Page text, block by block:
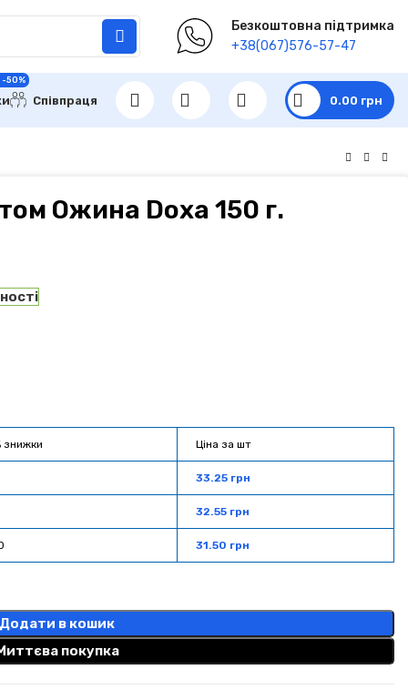
Безкоштовна підтримка
+38(067)576-57-47
50%
Співпраця 0.00 грн
Ожина Doxa 150 г.
знижки Ціна за шт
33.25 грн
32.55 грн
31.50 грн
Додати в кошик
покупка